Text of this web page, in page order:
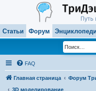
Статьи Форум
FAQ
Главная страница Форум
3D моделирование